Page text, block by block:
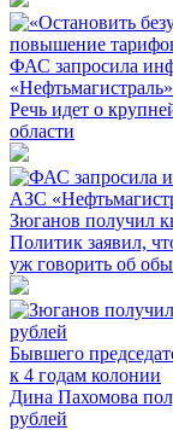
ФАС запросила
«Нефтьмагистраль»
Речь идет о
области
Зюганов получил
Политик заявил,
уж говорить об
Бывшего
к 4 годам колонии
Дина Пахомова
рублей